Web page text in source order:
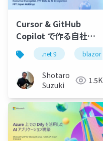
Cursor & GitHub
Copilot で作る自社
GPU × 全クラウドAI 協
調アプリケーション- AI
駆動開発新時代-
NVIDIA GPU ハイブリ
ッド×マルチクラウド
実装術-公開
.net 9 blazor
Shotaro
Suzuki
1.5K